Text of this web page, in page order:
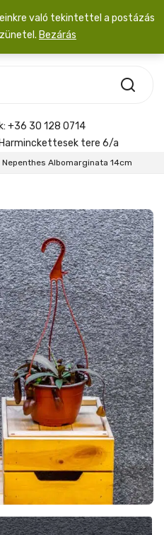
csokor
+36 30 128 0714
tere 6/a
Nepenthes Albomarginata 14cm
való tekintettel a postázás
Bezárás